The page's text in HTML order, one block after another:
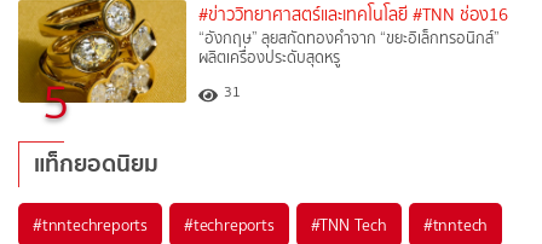
5
#ข่าววิทยาศาสตร์และเทคโนโลยี #TNN ช่อง16
“อังกฤษ” ลุยสกัดทองคำจาก “ขยะอิเล็กทรอนิกส์”
ผลิตเครื่องประดับสุดหรู
31
แท็กยอดนิยม
#tnntechreports #techreports #TNN Tech #tnntech